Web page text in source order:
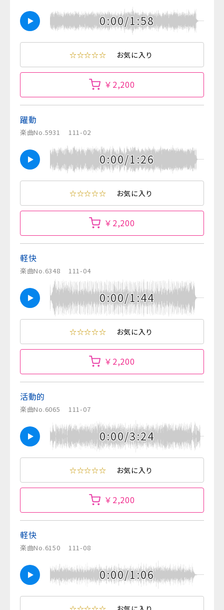
0:00/1:58
☆☆☆☆☆ お気に入り
￥2,200
躍動
楽曲No.5931 111-02
0:00/1:26
☆☆☆☆☆ お気に入り
￥2,200
軽快
楽曲No.6348 111-04
0:00/1:44
☆☆☆☆☆ お気に入り
￥2,200
活動的
楽曲No.6065 111-07
0:00/3:24
☆☆☆☆☆ お気に入り
￥2,200
軽快
楽曲No.6150 111-08
0:00/1:06